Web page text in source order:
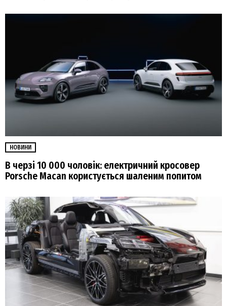
НОВИНИ
В черзі 10 000 чоловік: електричний кросовер
Porsche Macan користується шаленим попитом